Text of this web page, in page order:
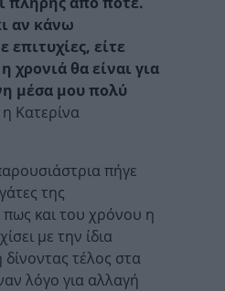
αν κάνω
επιτυχίες, είτε
χρονιά θα είναι για
μέσα μου πολύ
η Κατερίνα
πήγε
της
και του χρόνου η
με την ίδια
τέλος στα
λόγο για αλλαγή